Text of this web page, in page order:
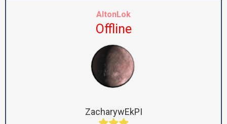
AltonLok
Offline
ZacharywEkPI